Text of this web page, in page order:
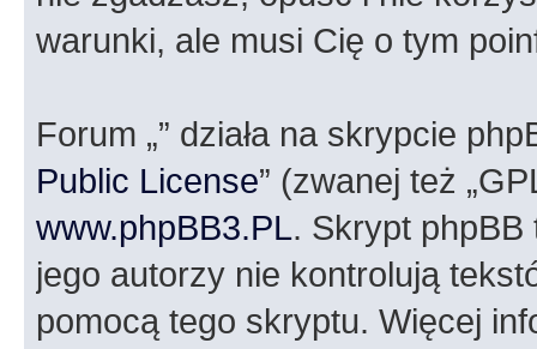
warunki, ale musi Cię o tym
Forum „” działa na skrypcie
Public License” (zwanej też
www.phpBB3.PL. Skrypt phpBB
jego autorzy nie kontrolują
pomocą tego skryptu. Więcej